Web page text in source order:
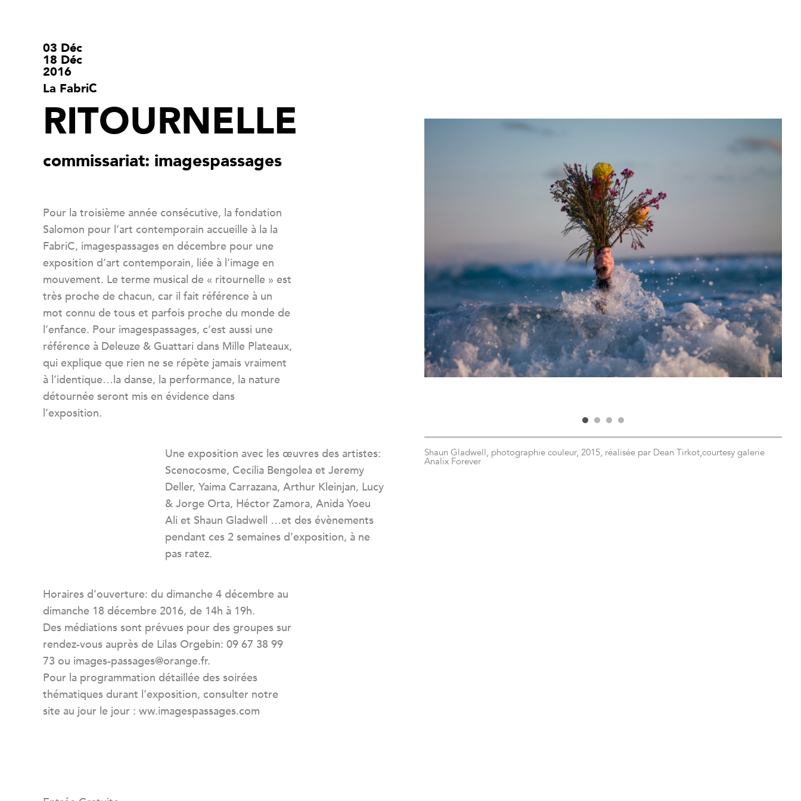
03 Déc
18 Déc
2016
La FabriC
RITOURNELLE
commissariat: imagespassages
Pour la troisième année consécutive, la fondation
Salomon pour l’art contemporain accueille à la la
FabriC, imagespassages en décembre pour une
exposition d’art contemporain, liée à l’image en
mouvement. Le terme musical de « ritournelle » est
très proche de chacun, car il fait référence à un
mot connu de tous et parfois proche du monde de
l’enfance. Pour imagespassages, c’est aussi une
référence à Deleuze & Guattari dans Mille Plateaux,
qui explique que rien ne se répète jamais vraiment
à l’identique…la danse, la performance, la nature
détournée seront mis en évidence dans
l’exposition.
Une exposition avec les œuvres des artistes:
Scenocosme, Cecilia Bengolea et Jeremy
Deller, Yaima Carrazana, Arthur Kleinjan, Lucy
& Jorge Orta, Héctor Zamora, Anida Yoeu
Ali et Shaun Gladwell …et des évènements
pendant ces 2 semaines d’exposition, à ne
pas ratez.
Horaires d’ouverture: du dimanche 4 décembre au
dimanche 18 décembre 2016, de 14h à 19h.
Des médiations sont prévues pour des groupes sur
rendez-vous auprès de Lilas Orgebin: 09 67 38 99
73 ou images-passages@orange.fr.
Pour la programmation détaillée des soirées
thématiques durant l’exposition, consulter notre
site au jour le jour : ww.imagespassages.com
Shaun Gladwell, photographie couleur, 2015, réalisée par Dean Tirkot,courtesy galerie
Analix Forever